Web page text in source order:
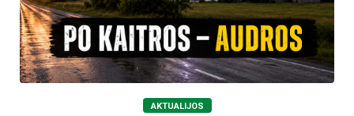
AKTUALIJOS